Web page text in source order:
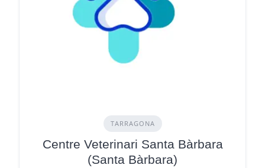
TARRAGONA
Centre Veterinari Santa Bàrbara
(Santa Bàrbara)